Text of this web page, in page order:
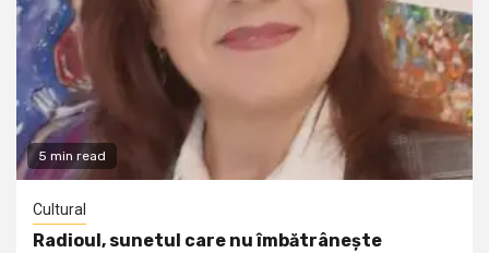
5 min read
Cultural
Radioul, sunetul care nu îmbătrânește